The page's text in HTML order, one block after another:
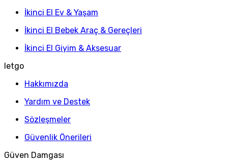
İkinci El Ev & Yaşam
İkinci El Bebek Araç & Gereçleri
İkinci El Giyim & Aksesuar
letgo
Hakkımızda
Yardım ve Destek
Sözleşmeler
Güvenlik Önerileri
Güven Damgası